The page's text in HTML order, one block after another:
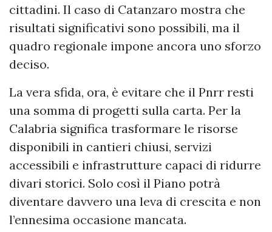
cittadini. Il caso di Catanzaro mostra che
risultati significativi sono possibili, ma il
quadro regionale impone ancora uno sforzo
deciso.
La vera sfida, ora, è evitare che il Pnrr resti
una somma di progetti sulla carta. Per la
Calabria significa trasformare le risorse
disponibili in cantieri chiusi, servizi
accessibili e infrastrutture capaci di ridurre
divari storici. Solo così il Piano potrà
diventare davvero una leva di crescita e non
l’ennesima occasione mancata.